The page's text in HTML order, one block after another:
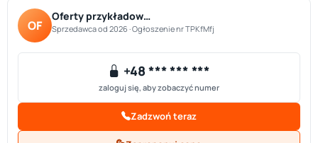
OF
Oferty przykładow…
Sprzedawca od 2026 · Ogłoszenie nr TPKfMfj
+48 *** *** ***
zaloguj się, aby zobaczyć numer
Zadzwoń teraz